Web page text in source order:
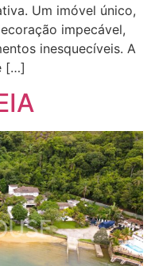
Um imóvel único,
impecável,
inesquecíveis. A
[…]